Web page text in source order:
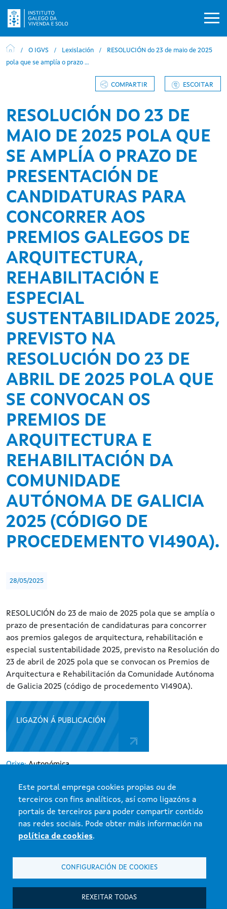
Este portal emprega cookies propias ou de
terceiros con fins analíticos, así como ligazóns a
portais de terceiros para poder compartir contido
nas redes sociais. Pode obter máis información na
política de cookies.
CONFIGURACIÓN DE COOKIES
REXEITAR TODAS
O IGVS Lexislación
RESOLUCIÓN do 23 de maio de 2025
pola que se amplía o prazo …
RESOLUCIÓN DO 23 DE
MAIO DE 2025 POLA QUE
SE AMPLÍA O PRAZO DE
PRESENTACIÓN DE
CANDIDATURAS PARA
CONCORRER AOS
PREMIOS GALEGOS DE
ARQUITECTURA,
REHABILITACIÓN E
ESPECIAL
SUSTENTABILIDADE 2025,
PREVISTO NA
RESOLUCIÓN DO 23 DE
ABRIL DE 2025 POLA QUE
SE CONVOCAN OS
PREMIOS DE
ARQUITECTURA E
REHABILITACIÓN DA
COMUNIDADE
AUTÓNOMA DE GALICIA
2025 (CÓDIGO DE
PROCEDEMENTO VI490A).
COMPARTIR ESCOITAR
28/05/2025
RESOLUCIÓN do 23 de maio de 2025 pola que se amplía o
prazo de presentación de candidaturas para concorrer
aos premios galegos de arquitectura, rehabilitación e
especial sustentabilidade 2025, previsto na Resolución do
23 de abril de 2025 pola que se convocan os Premios de
Arquitectura e Rehabilitación da Comunidade Autónoma
de Galicia 2025 (código de procedemento VI490A).
LIGAZÓN Á PUBLICACIÓN
Orixe:Autonómica
Tema:Outras materias do IGVS
Tipo disposición:Resolución
Xunta de Galicia. Información mantida e publicada na internet pola Xunta
Atención á cidadanía